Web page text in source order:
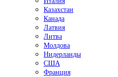
Казахстан
Канада
Латвия
Литва
Молдова
Нидерланды
США
Франция